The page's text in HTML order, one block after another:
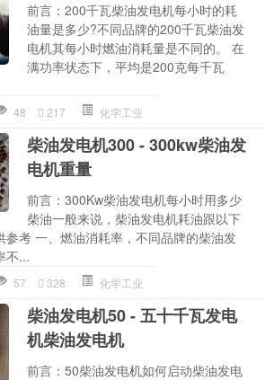
前言：200千瓦柴油发电机每小时的耗
油量是多少?不同品牌的200千瓦柴油发
电机其每小时燃油消耗量是不同的。 在
满功率状态下，平均是200克每千瓦
48 217 化学工业
柴油发电机300 - 300kw柴油发
电机重量
前言：300Kw柴油发电机每小时用多少
柴油一般来说，柴油发电机耗油跟以下
参考 一、燃油消耗率，不同品牌的柴油发
不...
57 328 化学工业
柴油发电机50 - 五十千瓦发电
机柴油发电机
前言：50柴油发电机如何启动柴油发电